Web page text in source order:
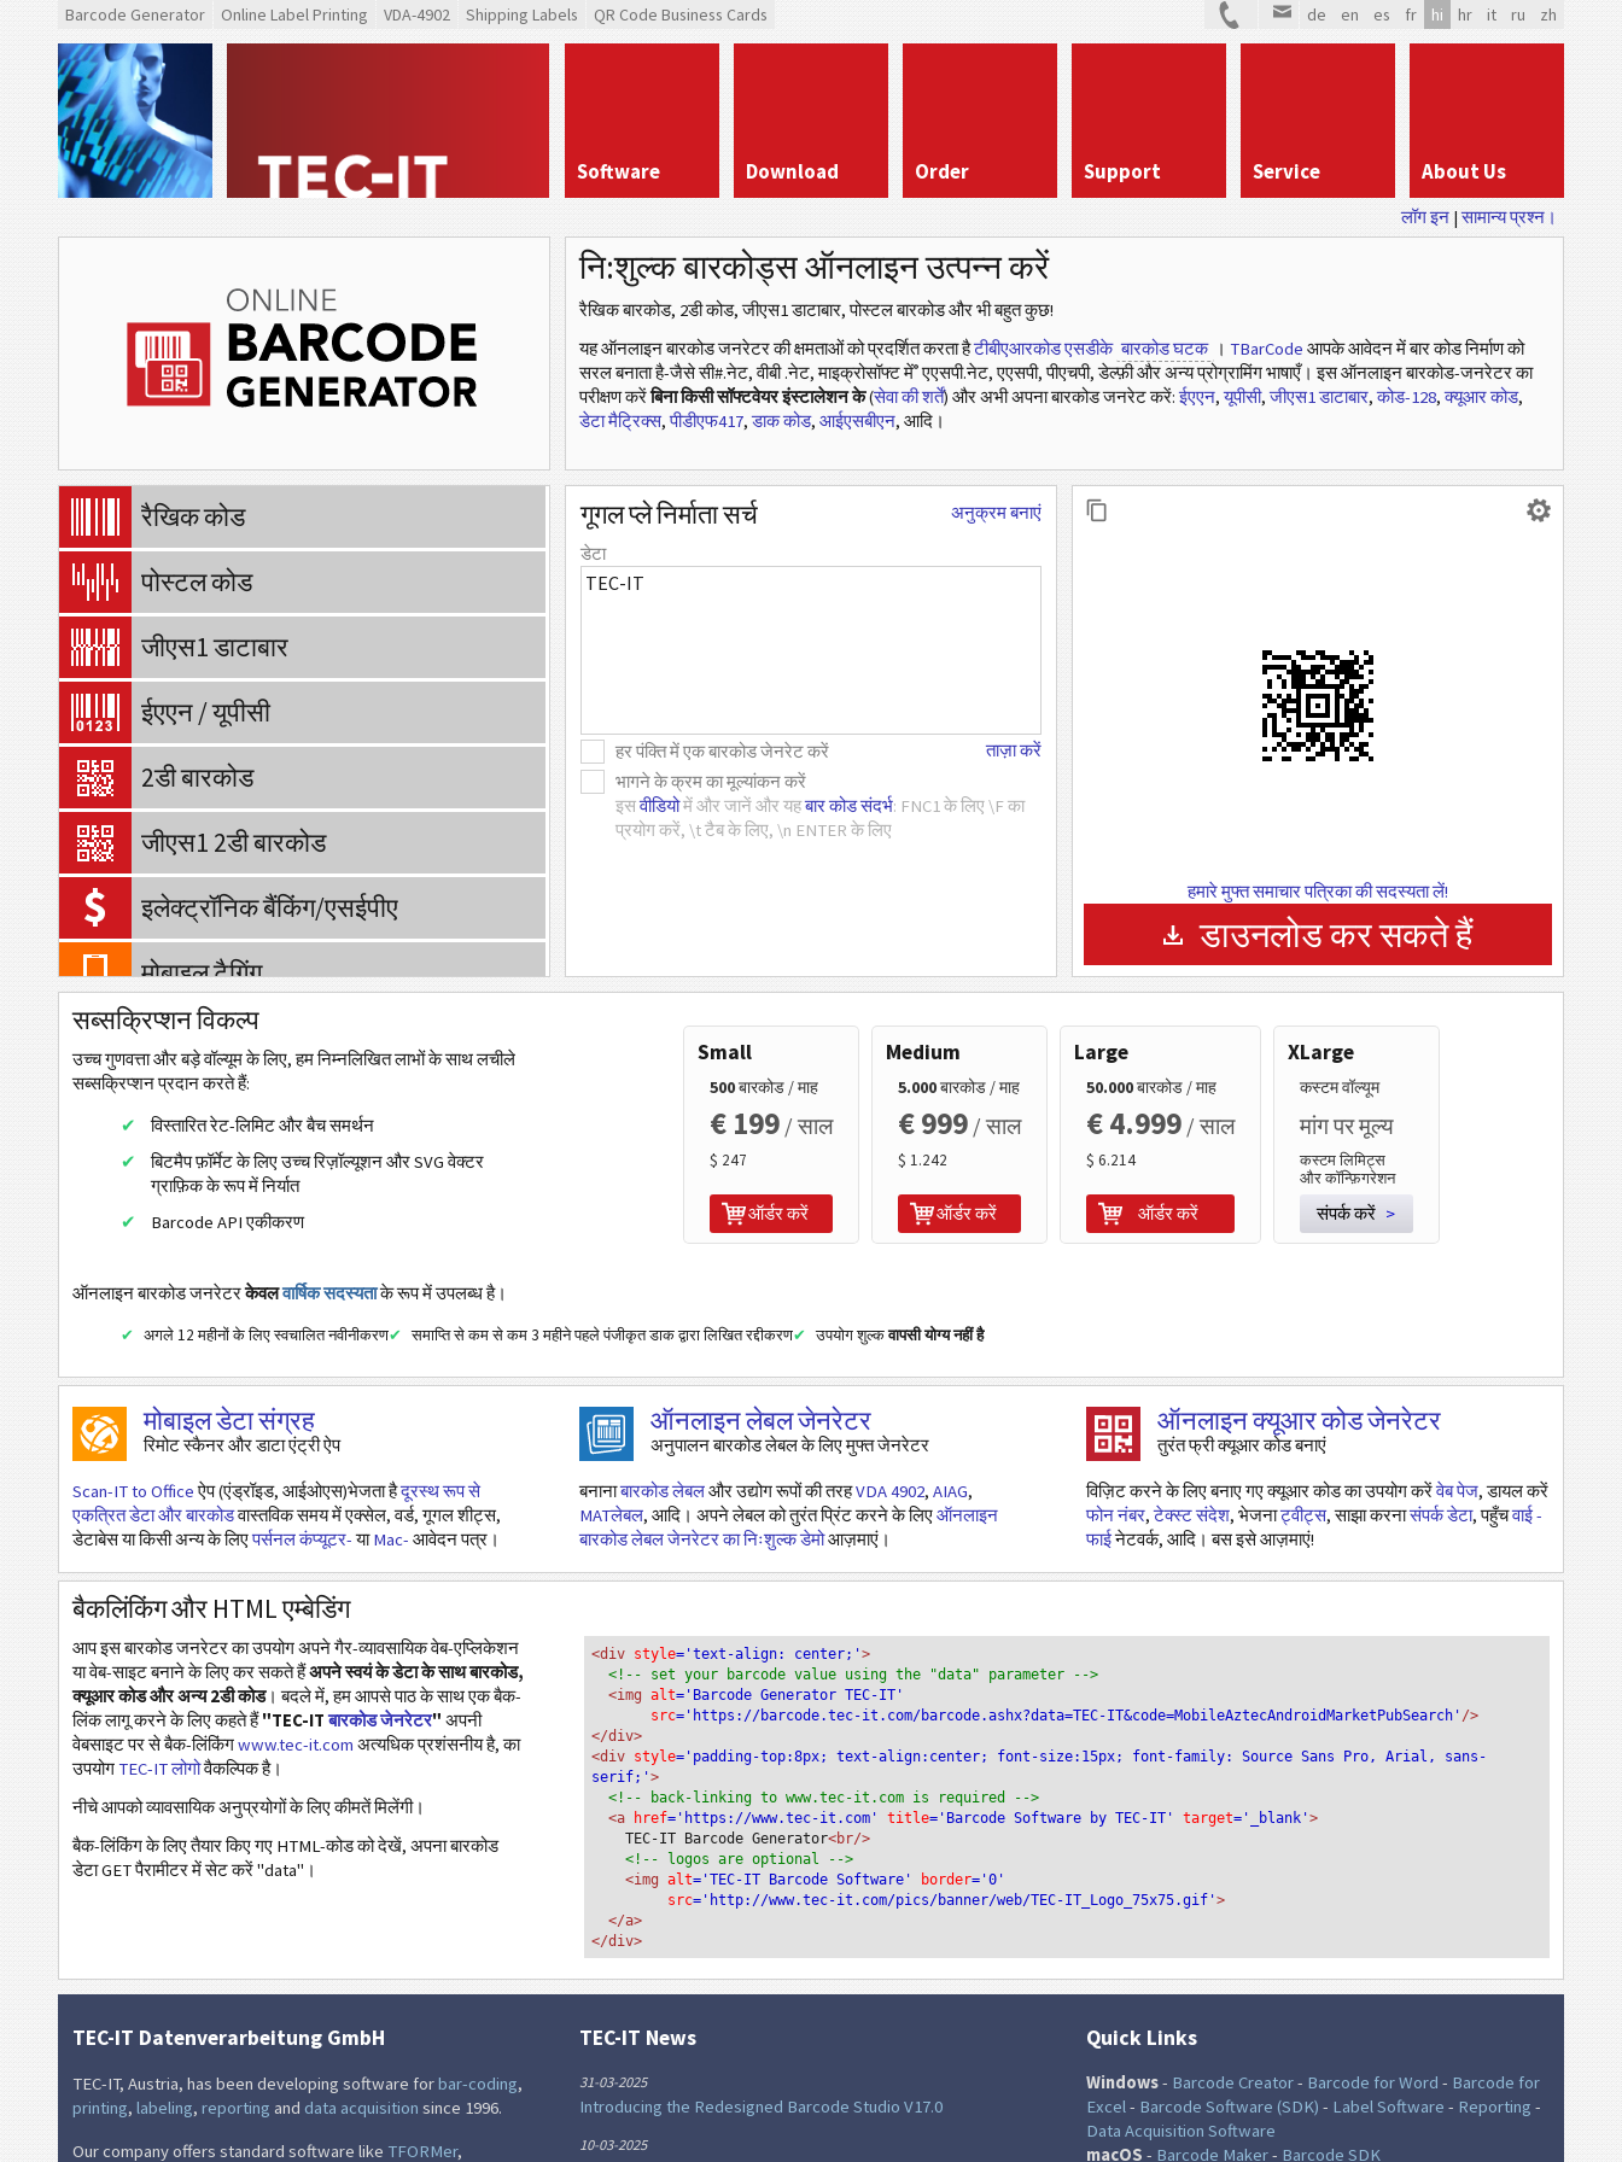
Barcode Generator Online Label Printing VDA-4902 Shipping Labels QR Code Business Cards de en es fr hi hr it ru zh
Software Download Order Support Service About Us
लॉग इन |सामान्य प्रश्न।
नि:शुल्क बारकोड्स ऑनलाइन उत्पन्न करें
रैखिक बारकोड, 2डी कोड, जीएस1 डाटाबार, पोस्टल बारकोड और भी बहुत कुछ!
यह ऑनलाइन बारकोड जनरेटर की क्षमताओं को प्रदर्शित करता हैटीबीएआरकोड एसडीके बारकोड घटक । TBarCode आपके आवेदन में बार कोड निर्माण को
सरल बनाता है-जैसे सी#.नेट, वीबी .नेट, माइक्रोसॉफ्ट में®एएसपी.नेट, एएसपी, पीएचपी, डेल्फ़ी और अन्य प्रोग्रामिंग भाषाएँ। इस ऑनलाइन बारकोड-जनरेटर का
परीक्षण करेंबिना किसी सॉफ्टवेयर इंस्टालेशन के(सेवा की शर्तें) और अभी अपना बारकोड जनरेट करें:ईएएन,यूपीसी,जीएस1 डाटाबार,कोड-128,क्यूआर कोड,
डेटा मैट्रिक्स,पीडीएफ417,डाक कोड, आईएसबीएन, आदि।
रैखिक कोड
पोस्टल कोड
जीएस1 डाटाबार
ईएएन / यूपीसी
2डी बारकोड
जीएस1 2डी बारकोड
इलेक्ट्रॉनिक बैंकिंग/एसईपीए
मोबाइल टैगिंग
क्यूआर कोड
डाटा मैट्रिक्स
यूआरएल
फोन नंबर पर कॉल करें
एसएमएस भेजें
ट्विटर ट्वीट
फेसबुक प्रोफाइल
फेसबुक लाइक / लाइक
लिंक्डइन यूजर प्रोफाइल
लिंक्डइन कंपनी प्रोफाइल
लिंक्डइनसाझा करें
गूगल प्ले निर्माता सर्च
गूगल प्ले पैकेज सर्च
स्वास्थ्य सेवा
आईएसबीएन कोड
बिजनेस कार्ड
कैलेंडर कोड
अनुक्रम बनाएं
गूगल प्ले निर्माता सर्च
डेटा
हर पंक्ति में एक बारकोड जेनरेट करें
भागने के क्रम का मूल्यांकन करें
इसवीडियोमें और जानें और यहबार कोड संदर्भ: FNC1 के लिए \F का
प्रयोग करें, \t टैब के लिए, \n ENTER के लिए
ताज़ा करें
हमारे मुफ्त समाचार पत्रिका की सदस्यता लें!
डाउनलोड कर सकते हैं
सब्सक्रिप्शन विकल्प
उच्च गुणवत्ता और बड़े वॉल्यूम के लिए, हम निम्नलिखित लाभों के साथ लचीले
सब्सक्रिप्शन प्रदान करते हैं:
विस्तारित रेट-लिमिट और बैच समर्थन
बिटमैप फ़ॉर्मेट के लिए उच्च रिज़ॉल्यूशन और SVG वेक्टर
ग्राफ़िक के रूप में निर्यात
Barcode API एकीकरण
Small
500बारकोड / माह
€ 199/ साल
$ 247
ऑर्डर करें
Medium
5.000बारकोड / माह
€ 999/ साल
$ 1.242
ऑर्डर करें
Large
50.000बारकोड / माह
€ 4.999/ साल
$ 6.214
ऑर्डर करें
XLarge
कस्टम वॉल्यूम
मांग पर मूल्य
कस्टम लिमिट्स
और कॉन्फ़िगरेशन
संपर्क करें >
ऑनलाइन बारकोड जनरेटरकेवलवार्षिक सदस्यताके रूप में उपलब्ध है।
अगले 12 महीनों के लिए स्वचालित नवीनीकरण समाप्ति से कम से कम 3 महीने पहले पंजीकृत डाक द्वारा लिखित रद्दीकरण उपयोग शुल्कवापसी योग्य नहीं है
मोबाइल डेटा संग्रह
रिमोट स्कैनर और डाटा एंट्री ऐप
Scan-IT to Officeऐप (एंड्रॉइड, आईओएस)भेजता हैदूरस्थ रूप से
एकत्रित डेटा और बारकोडवास्तविक समय में एक्सेल, वर्ड, गूगल शीट्स,
डेटाबेस या किसी अन्य के लिएपर्सनल कंप्यूटर-याMac- आवेदन पत्र।
ऑनलाइन लेबल जेनरेटर
अनुपालन बारकोड लेबल के लिए मुफ्त जेनरेटर
बनानाबारकोड लेबलऔर उद्योग रूपों की तरहVDA 4902, AIAG,
MATलेबल, आदि। अपने लेबल को तुरंत प्रिंट करने के लिएऑनलाइन
बारकोड लेबल जेनरेटर का निःशुल्क डेमोआज़माएं।
ऑनलाइन क्यूआर कोड जेनरेटर
तुरंत फ्री क्यूआर कोड बनाएं
विज़िट करने के लिए बनाए गए क्यूआर कोड का उपयोग करेंवेब पेज, डायल करें
फोन नंबर,टेक्स्ट संदेश, भेजनाट्वीट्स, साझा करनासंपर्क डेटा, पहुँचवाई -
फाईनेटवर्क, आदि। बस इसे आज़माएं!
बैकलिंकिंग और HTML एम्बेडिंग
आप इस बारकोड जनरेटर का उपयोग अपने गैर-व्यावसायिक वेब-एप्लिकेशन
या वेब-साइट बनाने के लिए कर सकते हैंअपने स्वयं के डेटा के साथ बारकोड,
क्यूआर कोड और अन्य 2डी कोड। बदले में, हम आपसे पाठ के साथ एक बैक-
लिंक लागू करने के लिए कहते हैं"TEC-ITबारकोड जेनरेटर" अपनी
वेबसाइट पर से बैक-लिंकिंगwww.tec-it.com अत्यधिक प्रशंसनीय है, का
उपयोगTEC-IT लोगोवैकल्पिक है।
नीचे आपको व्यावसायिक अनुप्रयोगों के लिए कीमतें मिलेंगी।
बैक-लिंकिंग के लिए तैयार किए गए HTML-कोड को देखें, अपना बारकोड
डेटा GET पैरामीटर में सेट करें "data"।
<div style='text-align: center;'>
<!-- set your barcode value using the "data" parameter -->
<img alt='Barcode Generator TEC-IT'
src='https://barcode.tec-it.com/barcode.ashx?data=TEC-IT&code=MobileAztecAndroidMarketPubSearch' />
</div>
<div style='padding-top:8px; text-align:center; font-size:15px; font-family: Source Sans Pro, Arial, sans-
serif;'>
<!-- back-linking to www.tec-it.com is required -->
<a
href='https://www.tec-it.com' title='Barcode Software by TEC-IT' target='_blank'>
TEC-IT Barcode Generator<br/>
<!-- logos are optional -->
<img alt='TEC-IT Barcode Software' border='0'
src='http://www.tec-it.com/pics/banner/web/TEC-IT_Logo_75x75.gif'>
</a>
</div>
TEC-IT Datenverarbeitung GmbH
TEC-IT, Austria, has been developing software forbar-coding,
printing, labeling, reporting and data acquisition since 1996.
Our company offers standard software like TFORMer,
TEC-IT News
31-03-2025
Introducing the Redesigned Barcode Studio V17.0
10-03-2025
Quick Links
Windows- Barcode Creator- Barcode for Word - Barcode for
Excel- Barcode Software (SDK) - Label Software - Reporting -
Data Acquisition Software
macOS - Barcode Maker- Barcode SDK